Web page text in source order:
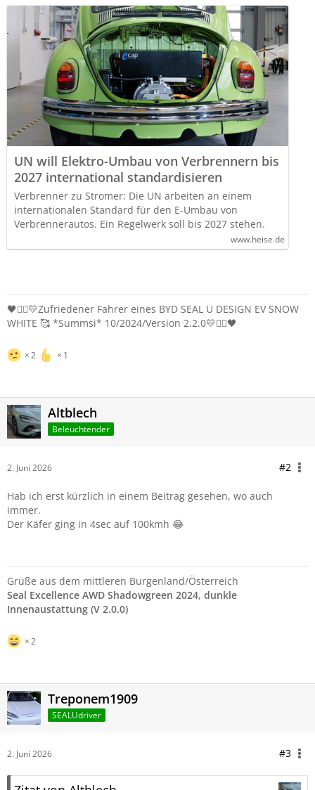
UN will Elektro-Umbau von Verbrennern bis
2027 international standardisieren
Verbrenner zu Stromer: Die UN arbeiten an einem
internationalen Standard für den E-Umbau von
Verbrennerautos. Ein Regelwerk soll bis 2027 stehen.
www.heise.de
🖤❤️‍🔥💛Zufriedener Fahrer eines BYD SEAL U DESIGN EV SNOW
WHITE 🥰 *Summsi* 10/2024/Version 2.2.0💛❤️‍🔥🖤
2 1
Altblech
Beleuchtender
2. Juni 2026 #2
Hab ich erst kürzlich in einem Beitrag gesehen, wo auch
immer.
Der Käfer ging in 4sec auf 100kmh 😂
Grüße aus dem mittleren Burgenland/Österreich
Seal Excellence AWD Shadowgreen 2024, dunkle
Innenaustattung (V 2.0.0)
2
Treponem1909
SEALUdriver
2. Juni 2026 #3